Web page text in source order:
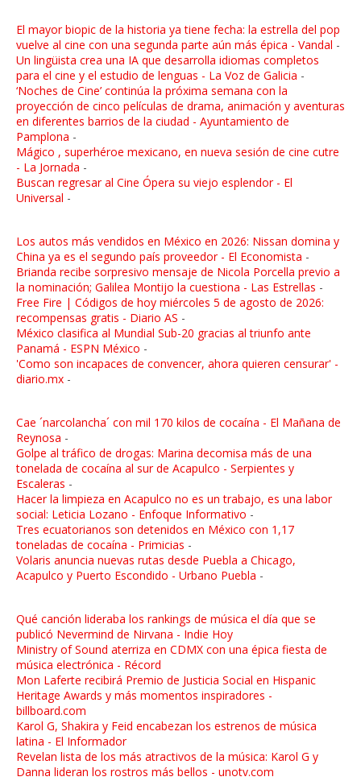
El mayor biopic de la historia ya tiene fecha: la estrella del pop
vuelve al cine con una segunda parte aún más épica - Vandal -
Un lingüista crea una IA que desarrolla idiomas completos
para el cine y el estudio de lenguas - La Voz de Galicia -
‘Noches de Cine’ continúa la próxima semana con la
proyección de cinco películas de drama, animación y aventuras
en diferentes barrios de la ciudad - Ayuntamiento de
Pamplona -
Mágico , superhéroe mexicano, en nueva sesión de cine cutre
- La Jornada -
Buscan regresar al Cine Ópera su viejo esplendor - El
Universal -
Los autos más vendidos en México en 2026: Nissan domina y
China ya es el segundo país proveedor - El Economista -
Brianda recibe sorpresivo mensaje de Nicola Porcella previo a
la nominación; Galilea Montijo la cuestiona - Las Estrellas -
Free Fire | Códigos de hoy miércoles 5 de agosto de 2026:
recompensas gratis - Diario AS -
México clasifica al Mundial Sub-20 gracias al triunfo ante
Panamá - ESPN México -
'Como son incapaces de convencer, ahora quieren censurar' -
diario.mx -
Cae ´narcolancha´ con mil 170 kilos de cocaína - El Mañana de
Reynosa -
Golpe al tráfico de drogas: Marina decomisa más de una
tonelada de cocaína al sur de Acapulco - Serpientes y
Escaleras -
Hacer la limpieza en Acapulco no es un trabajo, es una labor
social: Leticia Lozano - Enfoque Informativo -
Tres ecuatorianos son detenidos en México con 1,17
toneladas de cocaína - Primicias -
Volaris anuncia nuevas rutas desde Puebla a Chicago,
Acapulco y Puerto Escondido - Urbano Puebla -
Qué canción lideraba los rankings de música el día que se
publicó Nevermind de Nirvana - Indie Hoy
Ministry of Sound aterriza en CDMX con una épica fiesta de
música electrónica - Récord
Mon Laferte recibirá Premio de Justicia Social en Hispanic
Heritage Awards y más momentos inspiradores -
billboard.com
Karol G, Shakira y Feid encabezan los estrenos de música
latina - El Informador
Revelan lista de los más atractivos de la música: Karol G y
Danna lideran los rostros más bellos - unotv.com